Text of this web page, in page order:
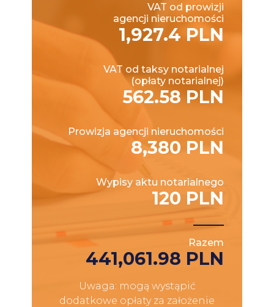
VAT od prowizji
agencji nieruchomości
1,927.4 PLN
VAT od taksy notarialnej
(opłaty notarialnej)
562.58 PLN
Prowizja agencji nieruchomości
8,380 PLN
Wypisy aktu notarialnego
120 PLN
Razem
441,061.98 PLN
Uwaga: mogą wystąpić
dodatkowe opłaty za założenie